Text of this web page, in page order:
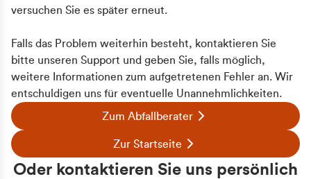
versuchen Sie es später erneut.
Falls das Problem weiterhin besteht, kontaktieren Sie
bitte unseren Support und geben Sie, falls möglich,
weitere Informationen zum aufgetretenen Fehler an. Wir
entschuldigen uns für eventuelle Unannehmlichkeiten.
Zum Abfallberater
Zur Startseite
Oder kontaktieren Sie uns persönlich